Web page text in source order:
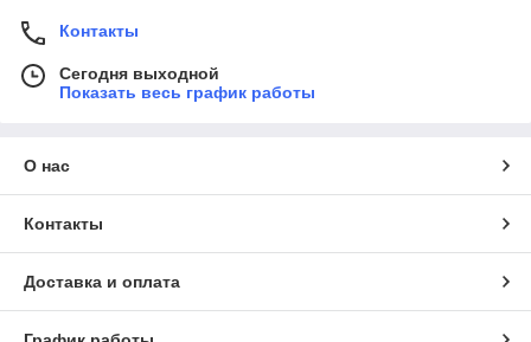
Контакты
Сегодня выходной
Показать весь график работы
О нас
Контакты
Доставка и оплата